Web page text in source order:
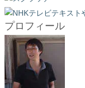
プロフィール